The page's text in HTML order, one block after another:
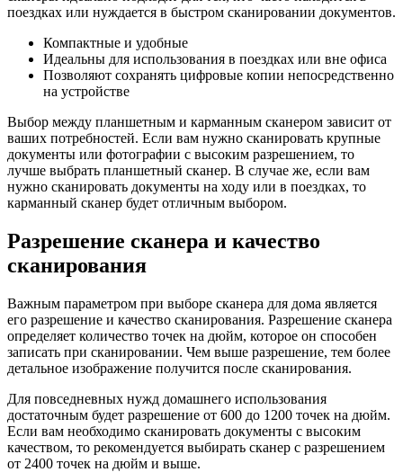
поездках или нуждается в быстром сканировании документов.
Компактные и удобные
Идеальны для использования в поездках или вне офиса
Позволяют сохранять цифровые копии непосредственно
на устройстве
Выбор между планшетным и карманным сканером зависит от
ваших потребностей. Если вам нужно сканировать крупные
документы или фотографии с высоким разрешением, то
лучше выбрать планшетный сканер. В случае же, если вам
нужно сканировать документы на ходу или в поездках, то
карманный сканер будет отличным выбором.
Разрешение сканера и качество
сканирования
Важным параметром при выборе сканера для дома является
его разрешение и качество сканирования. Разрешение сканера
определяет количество точек на дюйм, которое он способен
записать при сканировании. Чем выше разрешение, тем более
детальное изображение получится после сканирования.
Для повседневных нужд домашнего использования
достаточным будет разрешение от 600 до 1200 точек на дюйм.
Если вам необходимо сканировать документы с высоким
качеством, то рекомендуется выбирать сканер с разрешением
от 2400 точек на дюйм и выше.